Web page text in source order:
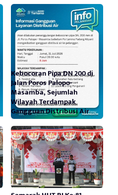
Kebocoran Pipa DN 200 di
Jalan Poros Palopo-
Masamba, Sejumlah
Wilayah Terdampak
Gangguan Distribusi Air